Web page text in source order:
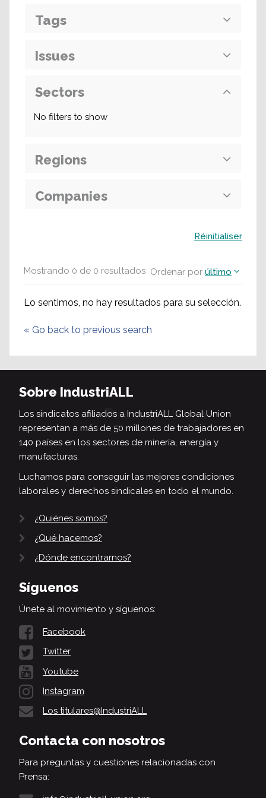
Mostrando 0 de 0 resultados Ordenar por último
Lo sentimos, no hay resultados para su selección.
« Go back to previous search
Tags
Issues
Sectors
No filters to show
Regions
Companies
Réinitialiser
Sobre IndustriALL
Los sindicatos afiliados a IndustriALL Global Union
representan a más de 50 millones de trabajadores en
140 países en los sectores de minería, energía y
manufacturas.
Luchamos para conseguir las mejores condiciones
laborales y derechos sindicales en todo el mundo.
¿Quiénes somos?
¿Qué hacemos?
¿Dónde encontrarnos?
Síguenos
Únete al movimiento y síguenos:
Facebook
Twitter
Youtube
Instagram
Los titulares@IndustriALL
Contacta con nosotros
Para preguntas y cuestiones relacionadas con
Prensa: